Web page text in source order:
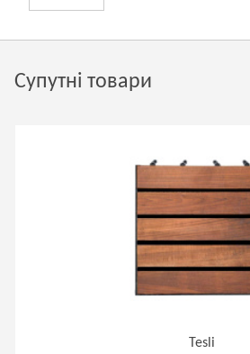
Супутні товари
Tesli